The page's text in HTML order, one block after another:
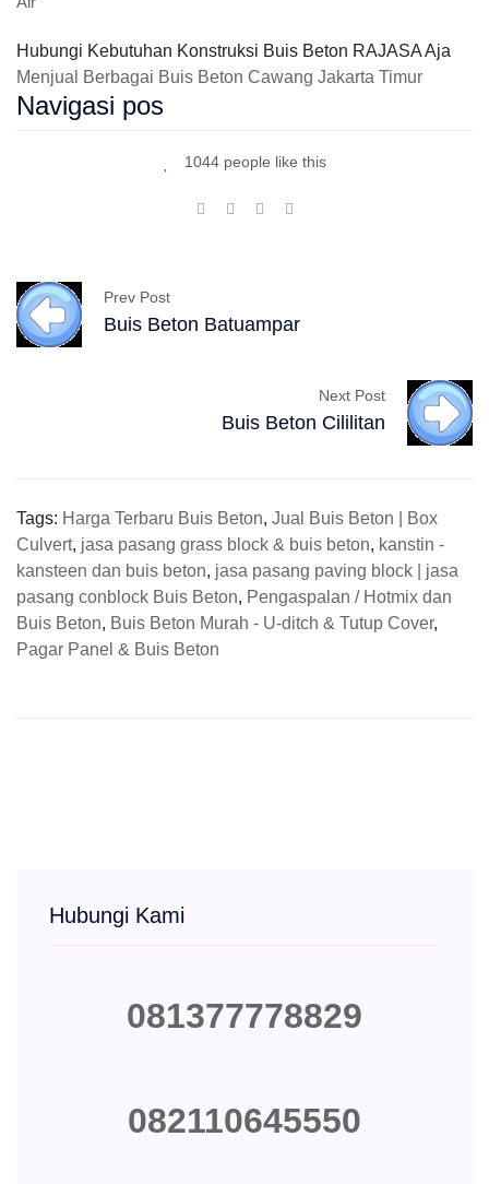
Hubungi Kebutuhan Konstruksi Buis Beton RAJASA Aja
Menjual Berbagai Buis Beton Cawang Jakarta Timur
Navigasi pos
1044 people like this
Prev Post
Buis Beton Batuampar
Next Post
Buis Beton Cililitan
Tags: Harga Terbaru Buis Beton, Jual Buis Beton | Box
Culvert, jasa pasang grass block & buis beton, kanstin -
kansteen dan buis beton, jasa pasang paving block | jasa
pasang conblock Buis Beton, Pengaspalan / Hotmix dan
Buis Beton, Buis Beton Murah - U-ditch & Tutup Cover,
Pagar Panel & Buis Beton
Hubungi Kami
081377778829
082110645550